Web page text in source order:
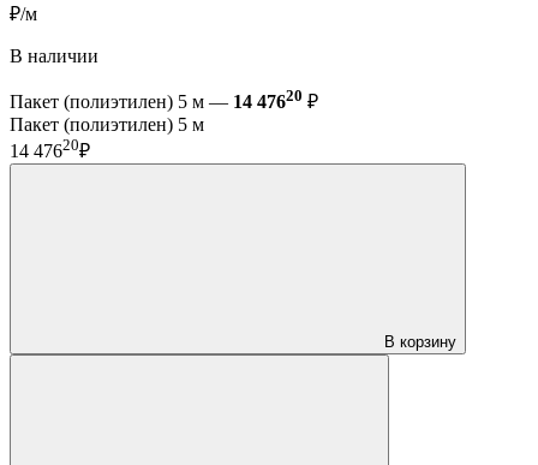
₽/м
В наличии
Пакет (полиэтилен) 5 м — 14 47620 ₽
Пакет (полиэтилен) 5 м
14 47620₽
В корзину